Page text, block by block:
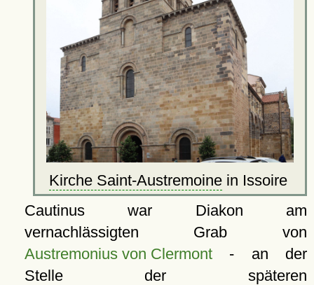
Kirche Saint-Austremoinein Issoire
Cautinus war Diakon am
vernachlässigten Grab von
Austremonius von Clermont- an der
Stelle der späteren